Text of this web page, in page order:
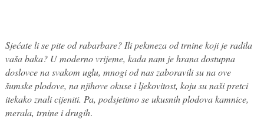
Sjećate li se pite od rabarbare? Ili pekmeza od trnine koji je radila
vaša baka? U moderno vrijeme, kada nam je hrana dostupna
doslovce na svakom uglu, mnogi od nas zaboravili su na ove
šumske plodove, na njihove okuse i ljekovitost, koju su naši pretci
itekako znali cijeniti. Pa, podsjetimo se ukusnih plodova kamnice,
merala, trnine i drugih.